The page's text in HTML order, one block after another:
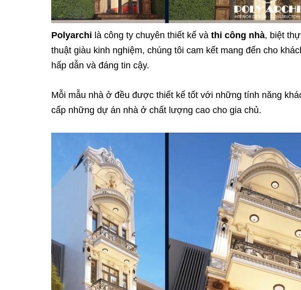
Polyarchi là công ty chuyên thiết kế và thi công nhà, biệt
thuật giàu kinh nghiệm, chúng tôi cam kết mang đến cho
hấp dẫn và đáng tin cậy.
Mỗi mẫu nhà ở đều được thiết kế tốt với những tính năng
cấp những dự án nhà ở chất lượng cao cho gia chủ.